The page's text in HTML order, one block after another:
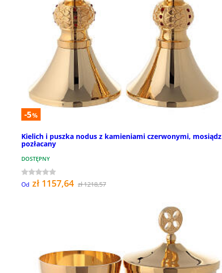
-5%
Kielich i puszka nodus z kamieniami czerwonymi, mosiądz
pozłacany
DOSTĘPNY
Od zł 1157,64 zł 1218,57